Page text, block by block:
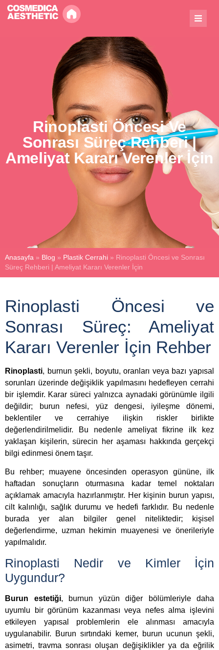
Rinoplasti Öncesi Ve
Sonrası Süreç Rehberi |
Ameliyat Kararı Verenler İçin
Anasayfa » Blog » Plastik Cerrahi » Rinoplasti Öncesi ve Sonrası
Süreç Rehberi | Ameliyat Kararı Verenler İçin
Rinoplasti Öncesi ve
Sonrası Süreç: Ameliyat
Kararı Verenler İçin Rehber
Rinoplasti, burnun şekli, boyutu, oranları veya bazı yapısal
sorunları üzerinde değişiklik yapılmasını hedefleyen cerrahi
bir işlemdir. Karar süreci yalnızca aynadaki görünümle ilgili
değildir; burun nefesi, yüz dengesi, iyileşme dönemi,
beklentiler ve cerrahiye ilişkin riskler birlikte
değerlendirilmelidir. Bu nedenle ameliyat fikrine ilk kez
yaklaşan kişilerin, sürecin her aşaması hakkında gerçekçi
bilgi edinmesi önem taşır.
Bu rehber; muayene öncesinden operasyon gününe, ilk
haftadan sonuçların oturmasına kadar temel noktaları
açıklamak amacıyla hazırlanmıştır. Her kişinin burun yapısı,
cilt kalınlığı, sağlık durumu ve hedefi farklıdır. Bu nedenle
burada yer alan bilgiler genel niteliktedir; kişisel
değerlendirme, uzman hekimin muayenesi ve önerileriyle
yapılmalıdır.
Rinoplasti Nedir ve Kimler İçin
Uygundur?
Burun estetiği, burnun yüzün diğer bölümleriyle daha
uyumlu bir görünüm kazanması veya nefes alma işlevini
etkileyen yapısal problemlerin ele alınması amacıyla
uygulanabilir. Burun sırtındaki kemer, burun ucunun şekli,
asimetri, travma sonrası oluşan değişiklikler ya da eğrilik